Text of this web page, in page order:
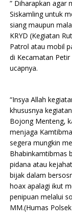
” Diharapkan agar
Siskamling untuk
siang maupun
KRYD (Kegiatan
Patrol atau mobil
di Kecamatan
ucapnya.
“Insya Allah
khususnya
Bojong Menteng,
menjaga
segera mungkin
Bhabinkamtibmas
pidana atau
bijak dalam
hoax apalagi ikut
penipuan melalui
MM.(Humas